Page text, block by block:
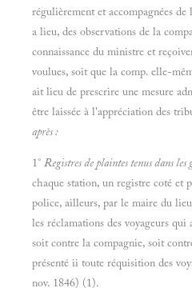
régulièrement et accompagnées
a lieu, des observations de la
connaissance du ministre et
voulues, soit que la comp. elle-
ait lieu de prescrire une mesure
être laissée à l'appréciation des
après :
1° Registres de plaintes tenus dans les
chaque station, un registre coté et
police, ailleurs, par le maire du
les réclamations des voyageurs
soit contre la compagnie, soit
présenté ii toute réquisition des
nov. 1846) (1).